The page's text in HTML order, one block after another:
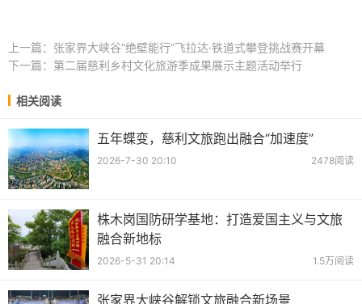
上一篇： 张家界大峡谷“绝壁能行”飞拉达·铁道式攀登挑战赛开幕
下一篇： 第二届慈利乡村文化旅游季成果展示主题活动举行
相关阅读
五年蝶变，慈利文旅跑出融合“加速度”
2026-7-30 20:10 2478阅读
株木岗国防研学基地：打造爱国主义与文旅
融合新地标
2026-5-31 20:14 1.5万阅读
张家界大峡谷解锁文旅融合新场景